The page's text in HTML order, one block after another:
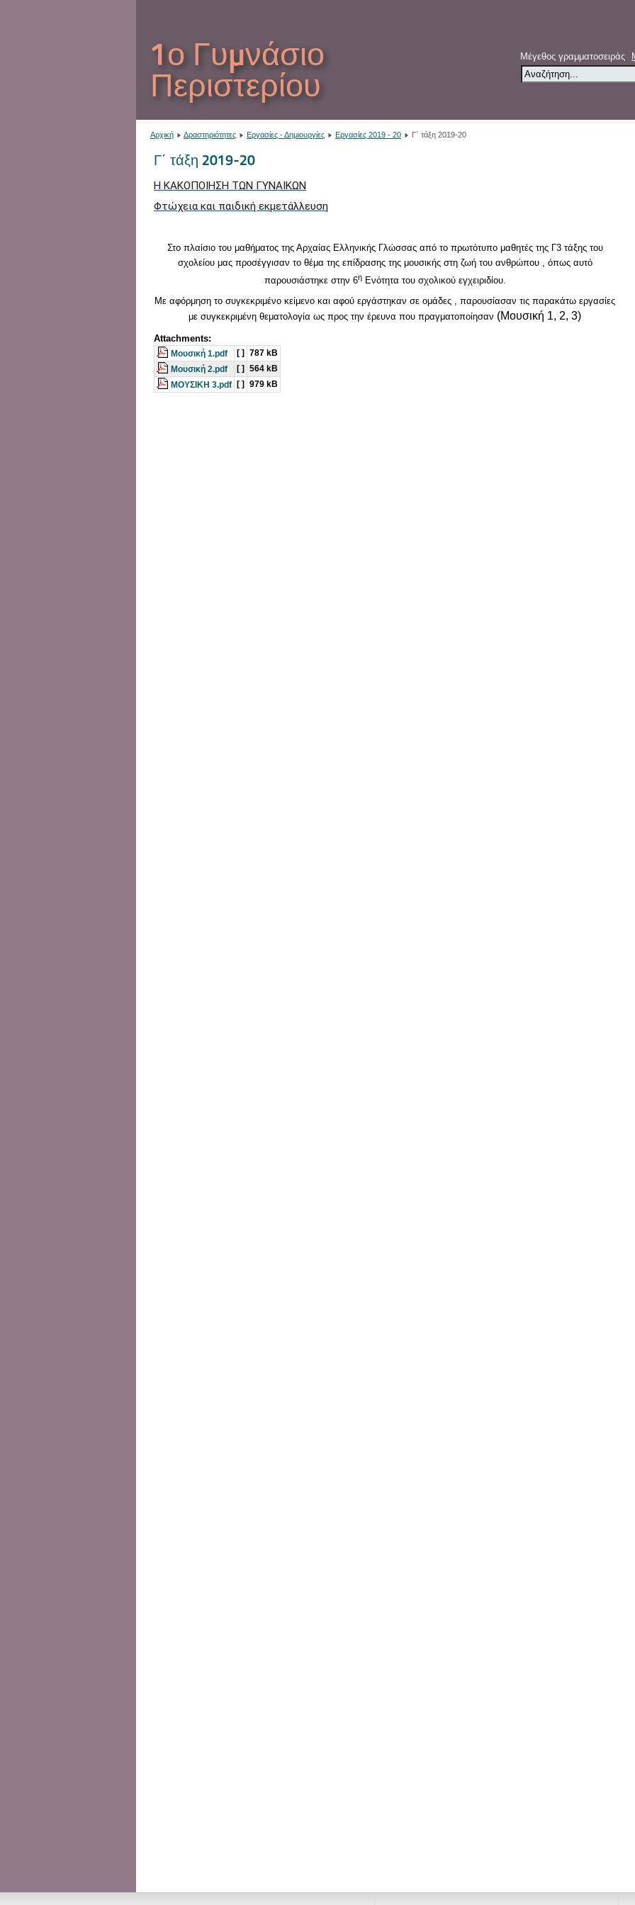
1ο Γυμνάσιο
Περιστερίου
Μέγεθος γραμματοσειράς
Αρχική Δραστηριότητες Εργασίες - Δημιουργίες Εργασίες 2019 - 20 Γ΄ τάξη 2019-20
Γ΄ τάξη 2019-20
Η ΚΑΚΟΠΟΙΗΣΗ ΤΩΝ ΓΥΝΑΙΚΩΝ
Φτώχεια και παιδική εκμετάλλευση
Στο πλαίσιο του μαθήματος της Αρχαίας Ελληνικής Γλώσσας από το πρωτότυπο μαθητές της Γ3 τάξης του
σχολείου μας προσέγγισαν το θέμα της επίδρασης της μουσικής στη ζωή του ανθρώπου , όπως αυτό
παρουσιάστηκε στην 6ηΕνότητα του σχολικού εγχειριδίου.
Με αφόρμηση το συγκεκριμένο κείμενο και αφού εργάστηκαν σε ομάδες , παρουσίασαν τις παρακάτω εργασίες
με συγκεκριμένη θεματολογία ως προς την έρευνα που πραγματοποίησαν (Μουσική 1, 2, 3)
Attachments:
Μουσική 1.pdf [ ]
787 kB
Μουσική 2.pdf
[ ]
564 kB
ΜΟΥΣΙΚΗ 3.pdf
[ ] 979 kB